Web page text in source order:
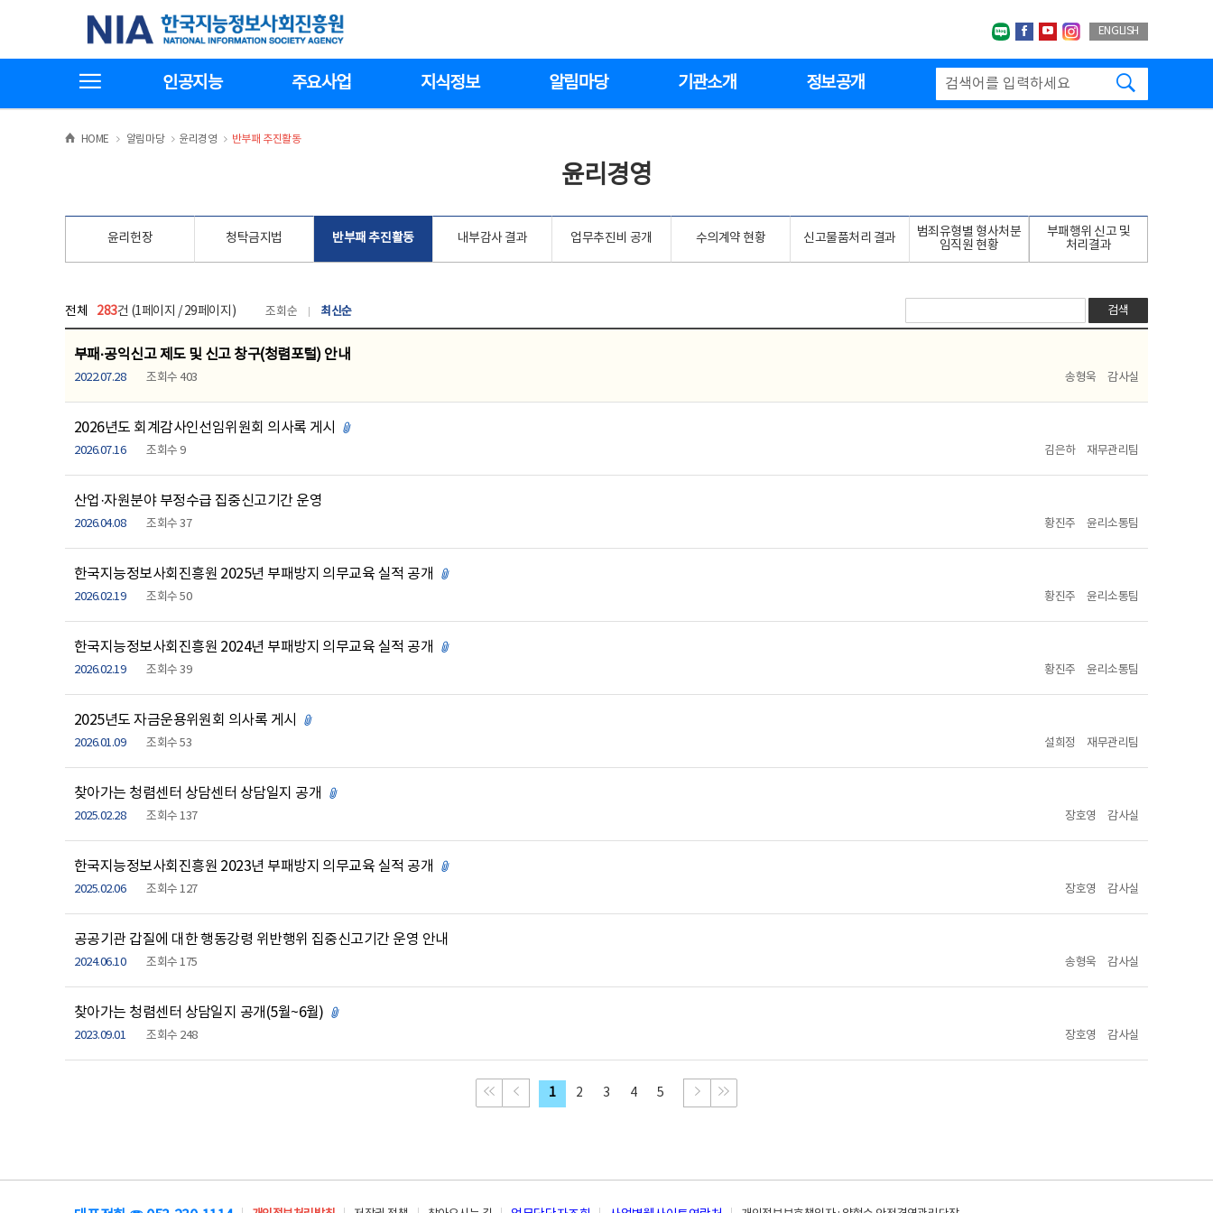
기
한국지능정보사회진흥원
네이버블로그
페이스북
유투브인스타그랩
ENGLISH
인공지능 주요사업 지식정보 알림마당 기관소개 정보공개
HOME >알림마당 >
윤리경영 >
반부패 추진활동
윤리경영
윤리헌장 청탁금지법 반부패 추진활동 내부감사 결과 업무추진비 공개 수의계약 현황 신고물품처리 결과
범죄유형별 형사처분
임직원 현황
부패행위 신고 및
처리결과
전체 283건 (1페이지 / 29페이지) 조회순 최신순 검색
부패·공익신고 제도 및 신고 창구(청렴포털) 안내
2022.07.28 조회수 403 송형욱 감사실
2026년도 회계감사인선임위원회 의사록 게시 첨부파일 있음
2026.07.16 조회수 9 김은하 재무관리팀
산업·자원분야 부정수급 집중신고기간 운영
2026.04.08 조회수 37 황진주 윤리소통팀
한국지능정보사회진흥원 2025년 부패방지 의무교육 실적 공개 첨부파일 있음
2026.02.19 조회수 50 황진주 윤리소통팀
한국지능정보사회진흥원 2024년 부패방지 의무교육 실적 공개 첨부파일 있음
2026.02.19 조회수 39 황진주 윤리소통팀
2025년도 자금운용위원회 의사록 게시 첨부파일 있음
2026.01.09 조회수 53 설희정 재무관리팀
찾아가는 청렴센터 상담센터 상담일지 공개 첨부파일 있음
2025.02.28 조회수 137 장호영 감사실
한국지능정보사회진흥원 2023년 부패방지 의무교육 실적 공개 첨부파일 있음
2025.02.06 조회수 127 장호영 감사실
공공기관 갑질에 대한 행동강령 위반행위 집중신고기간 운영 안내
2024.06.10 조회수 175 송형욱 감사실
찾아가는 청렴센터 상담일지 공개(5월~6월) 첨부파일 있음
2023.09.01 조회수 248 장호영 감사실
처음으로 이동
이전 페이지
1 2 3 4 5 다음 페이지